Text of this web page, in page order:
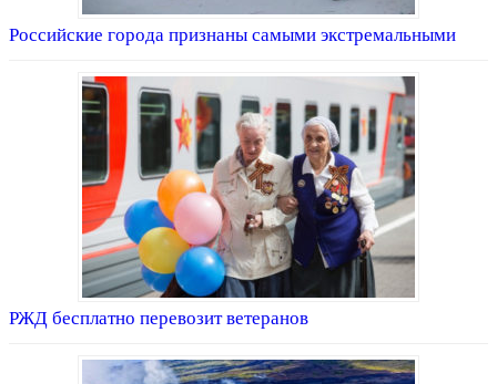
Российские города признаны самыми экстремальными
РЖД бесплатно перевозит ветеранов